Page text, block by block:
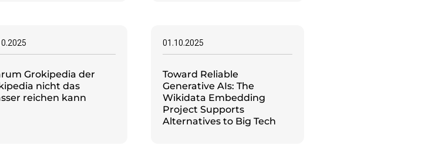
Grokipedia der
nicht das
reichen kann
01.10.2025
Toward Reliable
Generative AIs: The
Wikidata Embedding
Project Supports
Alternatives to Big Tech